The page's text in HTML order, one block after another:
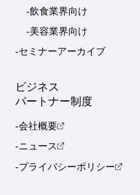
-飲食業界向け
-美容業界向け
-セミナーアーカイブ
ビジネス
パートナー制度
-会社概要
-ニュース
-プライバシーポリシー